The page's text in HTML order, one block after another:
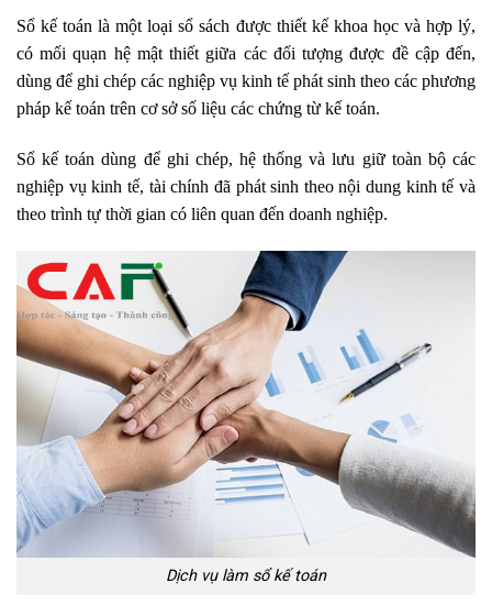
Sổ kế toán là một loại sổ sách được thiết kế khoa học và hợp lý,
có mối quạn hệ mật thiết giữa các đối tượng được đề cập đến,
dùng để ghi chép các nghiệp vụ kinh tế phát sinh theo các phương
pháp kế toán trên cơ sở số liệu các chứng từ kế toán.
Sổ kế toán dùng để ghi chép, hệ thống và lưu giữ toàn bộ các
nghiệp vụ kinh tế, tài chính đã phát sinh theo nội dung kinh tế và
theo trình tự thời gian có liên quan đến doanh nghiệp.
Dịch vụ làm sổ kế toán